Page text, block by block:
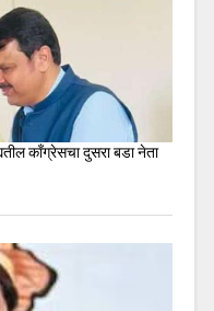
कॉंग्रेसचा दुसरा बडा नेता